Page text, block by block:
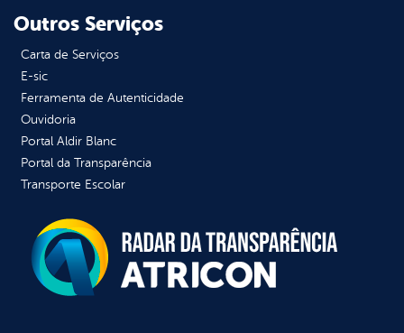
Outros Serviços
Carta de Serviços
E-sic
Ferramenta de Autenticidade
Ouvidoria
Portal Aldir Blanc
Portal da Transparência
Transporte Escolar